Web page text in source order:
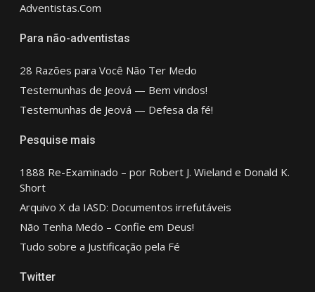
Adventistas.Com
Para não-adventistas
28 Razões para Você Não Ter Medo
Testemunhas de Jeová — Bem vindos!
Testemunhas de Jeová — Defesa da fé!
Pesquise mais
1888 Re-Examinado – por Robert J. Wieland e Donald K.
Short
Arquivo X da IASD: Documentos irrefutáveis
Não Tenha Medo – Confie em Deus!
Tudo sobre a Justificação pela Fé
Twitter